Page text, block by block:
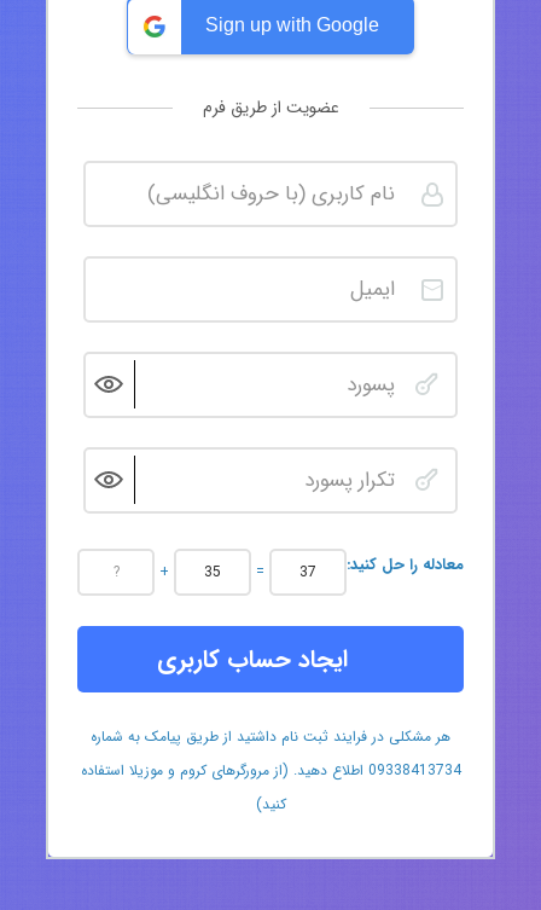
Sign up with Google
عضویت از طریق فرم
:معادله را حل کنید + =
ایجاد حساب کاربری
هر مشکلی در فرایند ثبت نام داشتید از طریق پیامک به شماره
09338413734 اطلاع دهید. (از مرورگرهای کروم و موزیلا استفاده
کنید)